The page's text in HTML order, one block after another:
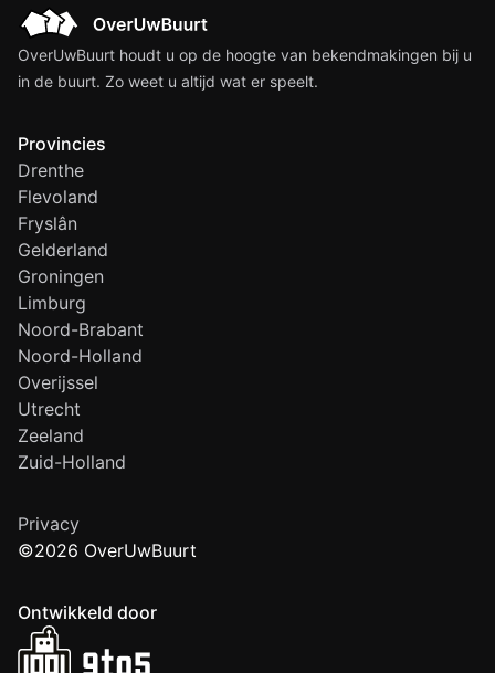
OverUwBuurt houdt u op de hoogte van bekendmakingen bij u
in de buurt. Zo weet u altijd wat er speelt.
Provincies
Drenthe
Flevoland
Fryslân
Gelderland
Groningen
Limburg
Noord-Brabant
Noord-Holland
Overijssel
Utrecht
Zeeland
Zuid-Holland
Privacy
©2026 OverUwBuurt
Ontwikkeld door